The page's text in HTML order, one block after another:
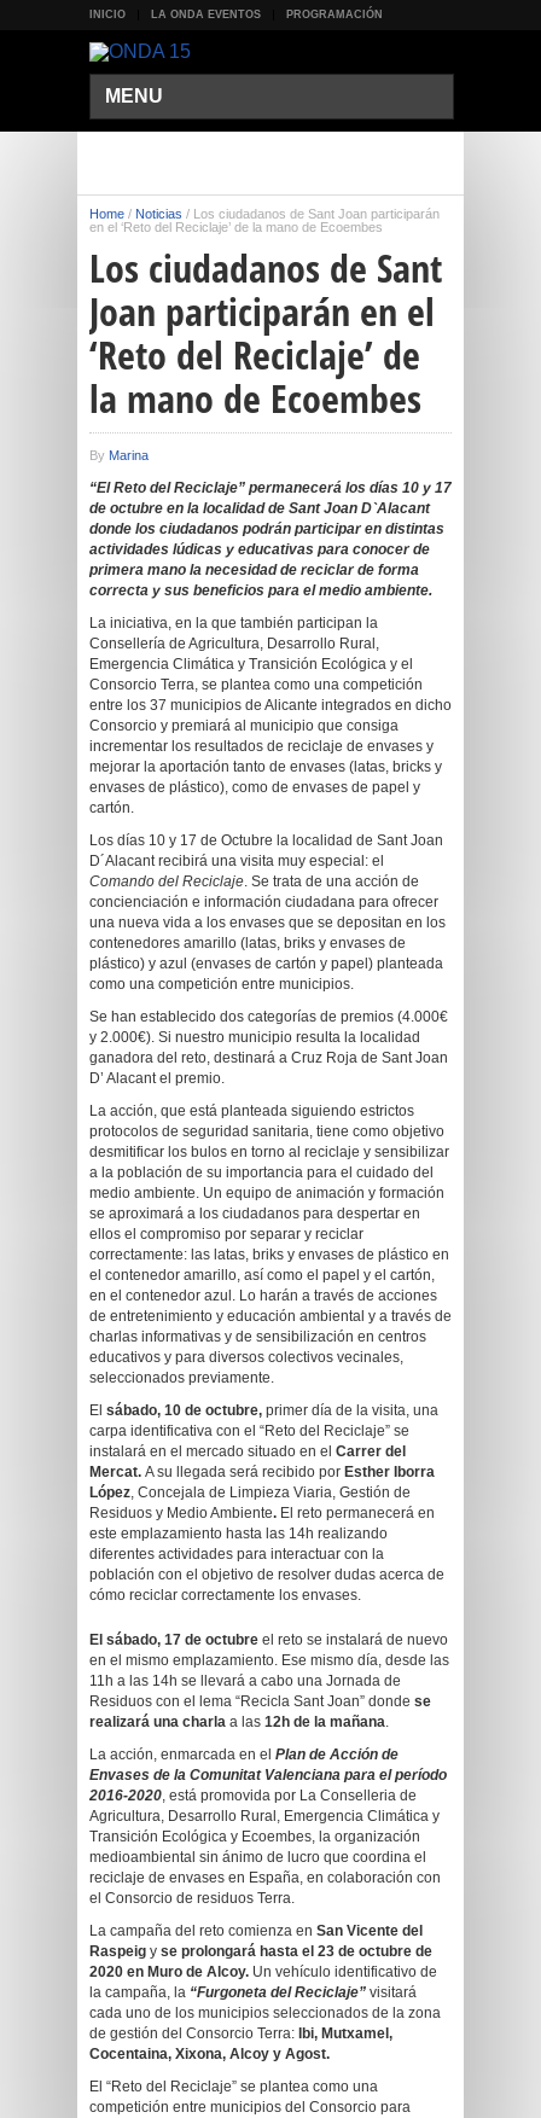
INICIO LA ONDA EVENTOS PROGRAMACIÓN
MENU
Home / Noticias / Los ciudadanos de Sant Joan participarán
en el ‘Reto del Reciclaje’ de la mano de Ecoembes
Los ciudadanos de Sant
Joan participarán en el
‘Reto del Reciclaje’ de
la mano de Ecoembes
By Marina
“El Reto del Reciclaje” permanecerá los días 10 y 17
de octubre en la localidad de Sant Joan D`Alacant
donde los ciudadanos podrán participar en distintas
actividades lúdicas y educativas para conocer de
primera mano la necesidad de reciclar de forma
correcta y sus beneficios para el medio ambiente.
La iniciativa, en la que también participan la
Consellería de Agricultura, Desarrollo Rural,
Emergencia Climática y Transición Ecológica y el
Consorcio Terra, se plantea como una competición
entre los 37 municipios de Alicante integrados en dicho
Consorcio y premiará al municipio que consiga
incrementar los resultados de reciclaje de envases y
mejorar la aportación tanto de envases (latas, bricks y
envases de plástico), como de envases de papel y
cartón.
Los días 10 y 17 de Octubre la localidad de Sant Joan
D´Alacant recibirá una visita muy especial: el
Comando del Reciclaje. Se trata de una acción de
concienciación e información ciudadana para ofrecer
una nueva vida a los envases que se depositan en los
contenedores amarillo (latas, briks y envases de
plástico) y azul (envases de cartón y papel) planteada
como una competición entre municipios.
Se han establecido dos categorías de premios (4.000€
y 2.000€). Si nuestro municipio resulta la localidad
ganadora del reto, destinará a Cruz Roja de Sant Joan
D’ Alacant el premio.
La acción, que está planteada siguiendo estrictos
protocolos de seguridad sanitaria, tiene como objetivo
desmitificar los bulos en torno al reciclaje y sensibilizar
a la población de su importancia para el cuidado del
medio ambiente. Un equipo de animación y formación
se aproximará a los ciudadanos para despertar en
ellos el compromiso por separar y reciclar
correctamente: las latas, briks y envases de plástico en
el contenedor amarillo, así como el papel y el cartón,
en el contenedor azul. Lo harán a través de acciones
de entretenimiento y educación ambiental y a través de
charlas informativas y de sensibilización en centros
educativos y para diversos colectivos vecinales,
seleccionados previamente.
El sábado, 10 de octubre, primer día de la visita, una
carpa identificativa con el “Reto del Reciclaje” se
instalará en el mercado situado en el Carrer del
Mercat. A su llegada será recibido por Esther Iborra
López, Concejala de Limpieza Viaria, Gestión de
Residuos y Medio Ambiente. El reto permanecerá en
este emplazamiento hasta las 14h realizando
diferentes actividades para interactuar con la
población con el objetivo de resolver dudas acerca de
cómo reciclar correctamente los envases.
El sábado, 17 de octubre el reto se instalará de nuevo
en el mismo emplazamiento. Ese mismo día, desde las
11h a las 14h se llevará a cabo una Jornada de
Residuos con el lema “Recicla Sant Joan” donde se
realizará una charla a las 12h de la mañana.
La acción, enmarcada en el Plan de Acción de
Envases de la Comunitat Valenciana para el período
2016-2020, está promovida por La Conselleria de
Agricultura, Desarrollo Rural, Emergencia Climática y
Transición Ecológica y Ecoembes, la organización
medioambiental sin ánimo de lucro que coordina el
reciclaje de envases en España, en colaboración con
el Consorcio de residuos Terra.
La campaña del reto comienza en San Vicente del
Raspeig y se prolongará hasta el 23 de octubre de
2020 en Muro de Alcoy. Un vehículo identificativo de
la campaña, la “Furgoneta del Reciclaje” visitará
cada uno de los municipios seleccionados de la zona
de gestión del Consorcio Terra: Ibi, Mutxamel,
Cocentaina, Xixona, Alcoy y Agost.
El “Reto del Reciclaje” se plantea como una
competición entre municipios del Consorcio para